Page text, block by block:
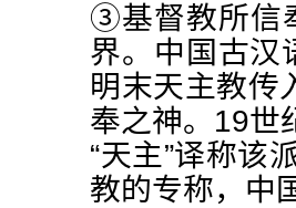
③基督教所信
界。中国古汉
明末天主教传
奉之神。19世
“天主”译称该
教的专称，中